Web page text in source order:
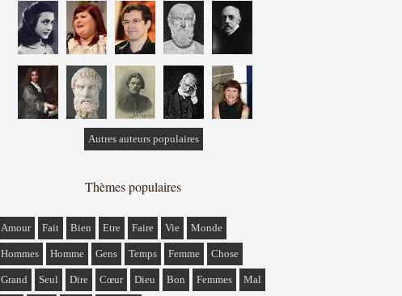
Autres auteurs populaires
Thèmes populaires
Amour Fait Bien Etre Faire Vie Monde
Hommes Homme Gens Temps Femme Chose
Grand Seul Dire Cœur Dieu Bon Femmes Mal